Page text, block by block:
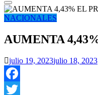
NACIONALES
AUMENTA
julio 19, 2023julio 18, 2023
Facebook